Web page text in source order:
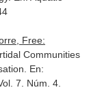
Free:
Communities
En:
7. Núm. 4.